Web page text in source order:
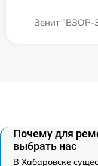
Зенит "ВЗОР-
Почему для
выбрать нас
В Хабаровске